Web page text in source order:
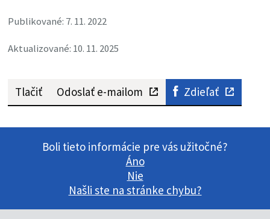
Publikované: 7. 11. 2022
Aktualizované: 10. 11. 2025
Tlačiť Odoslať e-mailom Zdieľať
Boli tieto informácie pre vás užitočné?
Áno
Nie
Našli ste na stránke chybu?